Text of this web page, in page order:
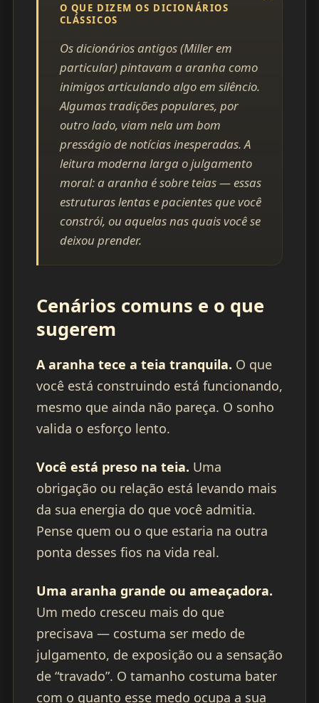
O QUE DIZEM OS DICIONÁRIOS
CLÁSSICOS
Os dicionários antigos (Miller em
particular) pintavam a aranha como
inimigos articulando algo em silêncio.
Algumas tradições populares, por
outro lado, viam nela um bom
presságio de notícias inesperadas. A
leitura moderna larga o julgamento
moral: a aranha é sobre teias — essas
estruturas lentas e pacientes que você
constrói, ou aquelas nas quais você se
deixou prender.
Cenários comuns e o que
sugerem
A aranha tece a teia tranquila. O que
você está construindo está funcionando,
mesmo que ainda não pareça. O sonho
valida o esforço lento.
Você está preso na teia. Uma
obrigação ou relação está levando mais
da sua energia do que você admitia.
Pense quem ou o que estaria na outra
ponta desses fios na vida real.
Uma aranha grande ou ameaçadora.
Um medo cresceu mais do que
precisava — costuma ser medo de
julgamento, de exposição ou a sensação
de “travado”. O tamanho costuma bater
com o quanto esse medo ocupa a sua